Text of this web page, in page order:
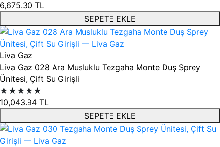
6,675.30 TL
SEPETE EKLE
Liva Gaz
Liva Gaz 028 Ara Musluklu Tezgaha Monte Duş Sprey
Ünitesi, Çift Su Girişli
★★★★★
10,043.94 TL
SEPETE EKLE